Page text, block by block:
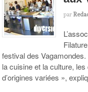
par
festival des
la cuisine et la culture,
d’origines variées »,